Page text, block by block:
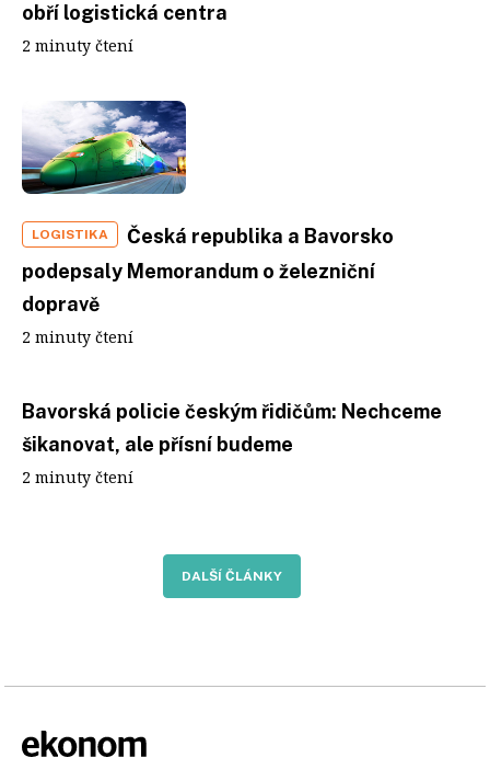
obří logistická centra
2 minuty čtení
LOGISTIKA
Česká republika a Bavorsko
podepsaly Memorandum o železniční
dopravě
2 minuty čtení
Bavorská policie českým řidičům: Nechceme
šikanovat, ale přísní budeme
2 minuty čtení
DALŠÍ ČLÁNKY